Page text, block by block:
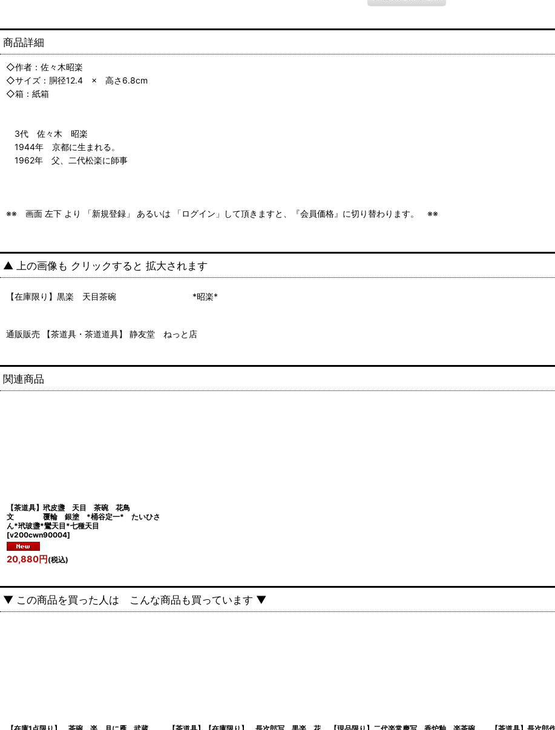
商品詳細
◇作者：佐々木昭楽
◇サイズ：胴径12.4 × 高さ6.8cm
◇箱：紙箱
3代 佐々木 昭楽
1944年 京都に生まれる。
1962年 父、二代松楽に師事
※※ 画面 左下 より 「新規登録」 あるいは 「ログイン」して頂きますと、『会員価格』に切り替わります。 ※※
▲ 上の画像も クリックすると 拡大されます
【在庫限り】黒楽 天目茶碗 *昭楽*
通販販売 【茶道具・茶道道具】 静友堂 ねっと店
関連商品
【茶道具】玳皮盞 天目 茶碗 花鳥
文 覆輪 銀塗 *桶谷定一* たいひさ
ん*玳玻盞*鸞天目*七種天目
[v200cwn90004]
20,880円 (税込)
▼ この商品を買った人は こんな商品も買っています ▼